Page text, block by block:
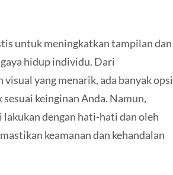
untuk meningkatkan tampilan dan
hidup individu. Dari
yang menarik, ada banyak opsi
keinginan Anda. Namun,
dengan hati-hati dan oleh
keamanan dan kehandalan